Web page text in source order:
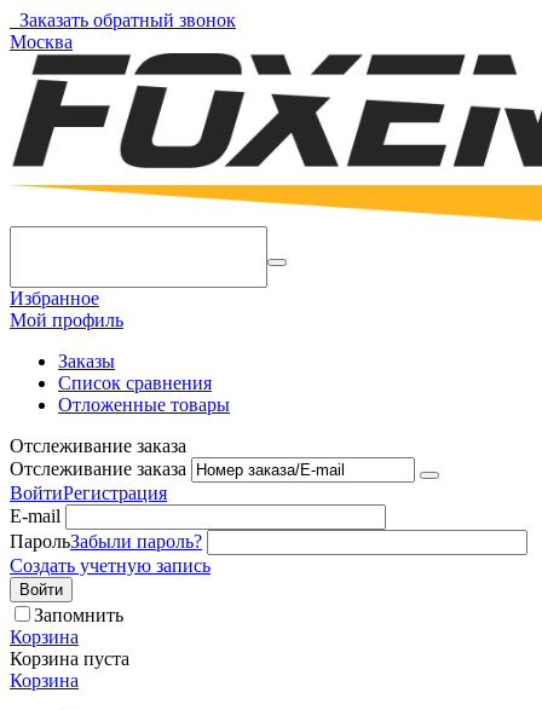
Заказать обратный звонок
Москва
Избранное
Мой профиль
Заказы
Список сравнения
Отложенные товары
Отслеживание заказа
Отслеживание заказа
ВойтиРегистрация
E-mail
ПарольЗабыли пароль?
Создать учетную запись
Войти
Запомнить
Корзина
Корзина пуста
Корзина